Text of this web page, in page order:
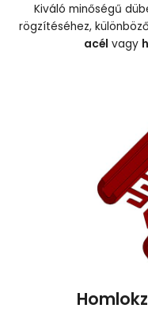
Kiváló minőségű
rögzítéséhez,
acél vagy